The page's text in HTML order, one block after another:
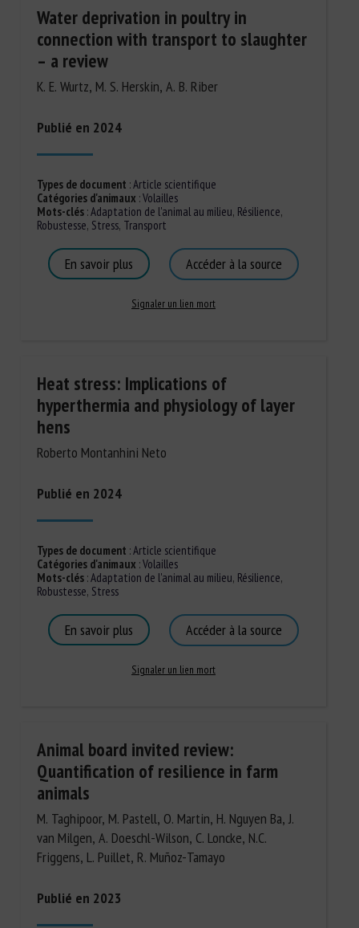
Water deprivation in poultry in
connection with transport to slaughter
– a review
K. E. Wurtz, M. S. Herskin, A. B. Riber
Publié en 2024
Types de document :Article scientifique
Catégories d'animaux :Volailles
Mots-clés:Adaptation de l'animal au milieu, Résilience,
Robustesse, Stress, Transport
En savoir plus Accéder à la source
Signaler un lien mort
Heat stress: Implications of
hyperthermia and physiology of layer
hens
Roberto Montanhini Neto
Publié en 2024
Types de document :Article scientifique
Catégories d'animaux :Volailles
Mots-clés:Adaptation de l'animal au milieu, Résilience,
Robustesse, Stress
En savoir plus Accéder à la source
Signaler un lien mort
Animal board invited review:
Quantification of resilience in farm
animals
M. Taghipoor, M. Pastell, O. Martin, H. Nguyen Ba, J.
van Milgen, A. Doeschl-Wilson, C. Loncke, N.C.
Friggens, L. Puillet, R. Muñoz-Tamayo
Publié en 2023